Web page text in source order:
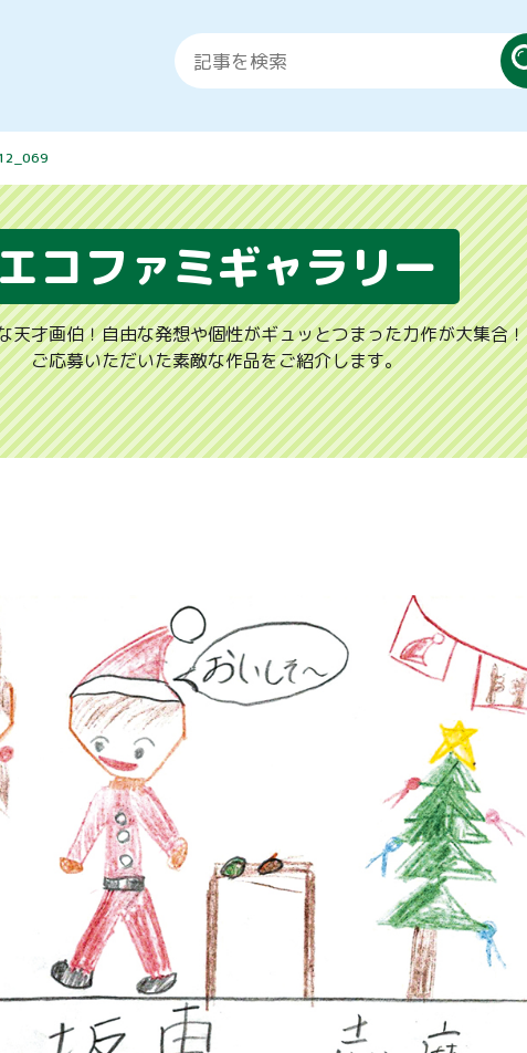
エコファミギャラリー
天才画伯！自由な発想や個性がギュッとつまった力作が大集合！
ご応募いただいた素敵な作品をご紹介します。